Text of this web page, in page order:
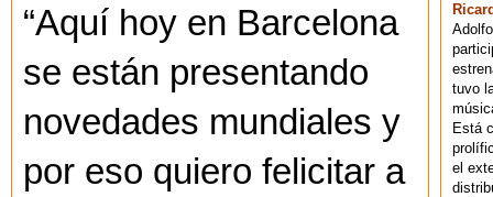
“Aquí hoy en Barcelona
se están presentando
novedades mundiales y
por eso quiero felicitar a
tuvo
Está
el